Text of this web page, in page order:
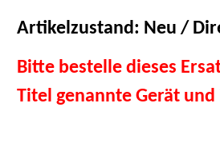
Artikelzustand: Neu /
Bitte bestelle dieses
Titel genannte Gerät